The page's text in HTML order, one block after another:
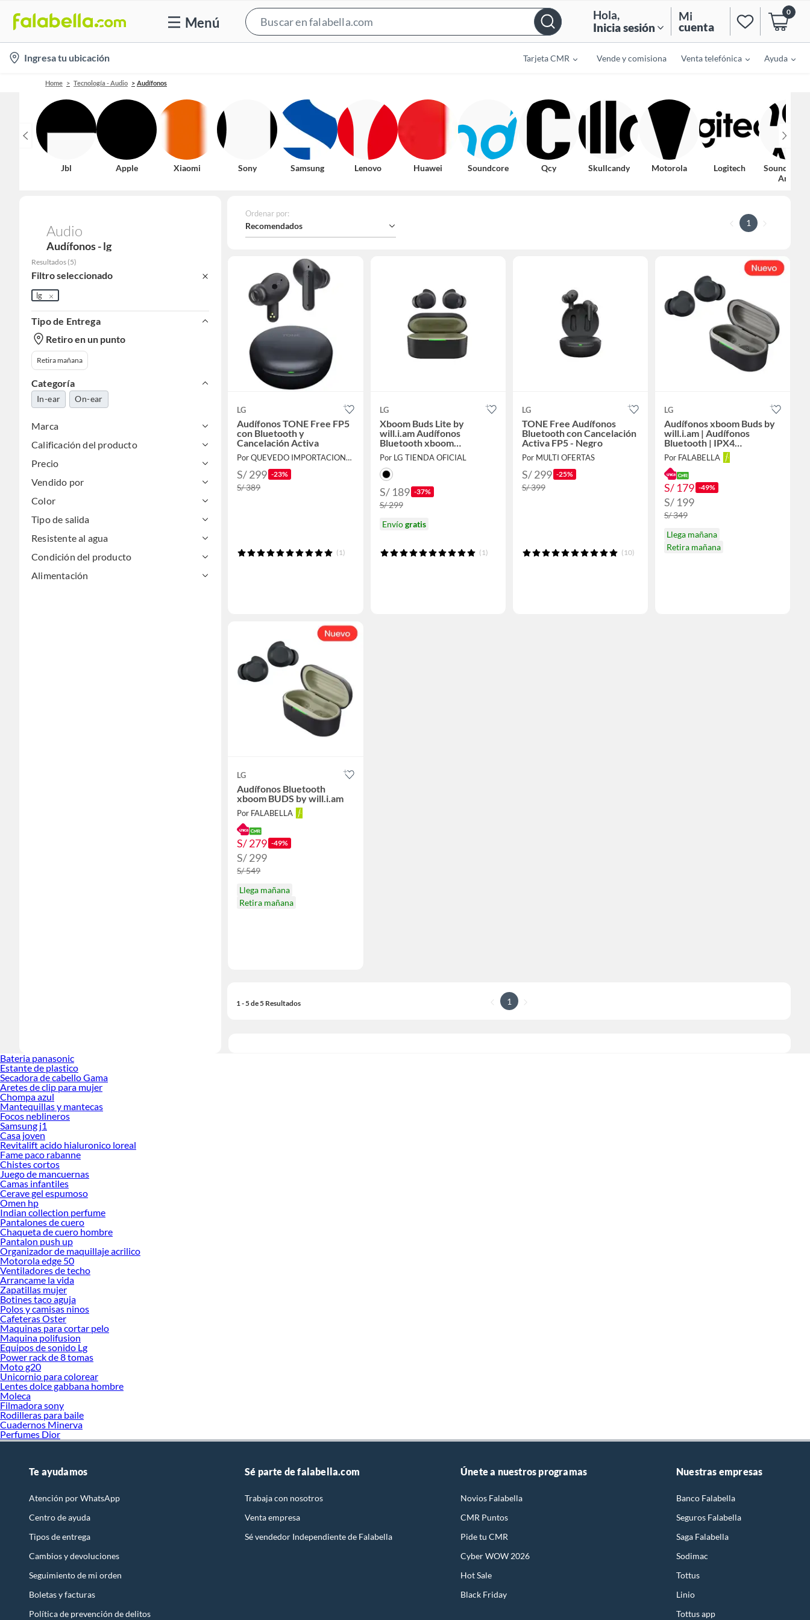
Menú
Bar
Hola,
Inicia sesión
Mi
cuenta
0
location-
icon
Ingresa tu ubicación Tarjeta CMR Vende y comisiona Venta telefónica Ayuda
Home Tecnología - Audio Audífonos
Jbl Apple Xiaomi Sony Samsung Lenovo Huawei Soundcore Qcy Skullcandy Motorola Logitech
Soundcore
Anker
Audio
Audífonos - lg
Resultados (5)
Filtro seleccionado
lg
Tipo de Entrega
Retiro en un punto
Retira mañana
Categoría
In-ear On-ear
Marca
Calificación del producto
Precio
Vendido por
Color
Tipo de salida
Resistente al agua
Condición del producto
Alimentación
Ordenar por:
Recomendados 1
LG
Audífonos TONE Free FP5
con Bluetooth y
Cancelación Activa
Por QUEVEDO IMPORTACIONES S.A.C.
S/ 299 -23%
S/ 389
(1)
LG
Xboom Buds Lite by
will.i.am Audífonos
Bluetooth xboom
Signature Sound
Por LG TIENDA OFICIAL
S/ 189 -37%
S/ 299
Envíogratis
(1)
LG
TONE Free Audífonos
Bluetooth con Cancelación
Activa FP5 - Negro
Por MULTI OFERTAS
S/ 299 -25%
S/ 399
(10)
LG
Audífonos xboom Buds by
will.i.am | Audífonos
Bluetooth | IPX4
|cancelación de ruido|
hasta 30h batería | Negro
Por FALABELLA
S/ 179 -49%
S/ 199
S/ 349
Llega mañana
Retira mañana
LG
Audífonos Bluetooth
xboom BUDS by will.i.am
Por FALABELLA
S/ 279 -49%
S/ 299
S/ 549
Llega mañana
Retira mañana
1 - 5 de 5 Resultados 1
Bateria panasonic
Estante de plastico
Secadora de cabello Gama
Aretes de clip para mujer
Chompa azul
Mantequillas y mantecas
Focos neblineros
Samsung j1
Casa joven
Revitalift acido hialuronico loreal
Fame paco rabanne
Chistes cortos
Juego de mancuernas
Camas infantiles
Cerave gel espumoso
Omen hp
Indian collection perfume
Pantalones de cuero
Chaqueta de cuero hombre
Pantalon push up
Organizador de maquillaje acrilico
Motorola edge 50
Ventiladores de techo
Arrancame la vida
Zapatillas mujer
Botines taco aguja
Polos y camisas ninos
Cafeteras Oster
Maquinas para cortar pelo
Maquina polifusion
Equipos de sonido Lg
Power rack de 8 tomas
Moto g20
Unicornio para colorear
Lentes dolce gabbana hombre
Moleca
Filmadora sony
Rodilleras para baile
Cuadernos Minerva
Perfumes Dior
Te ayudamos
Atención por WhatsApp
Centro de ayuda
Tipos de entrega
Cambios y devoluciones
Seguimiento de mi orden
Boletas y facturas
Política de prevención de delitos
Sé parte de falabella.com
Trabaja con nosotros
Venta empresa
Sé vendedor Independiente de Falabella
Únete a nuestros programas
Novios Falabella
CMR Puntos
Pide tu CMR
Cyber WOW 2026
Hot Sale
Black Friday
Nuestras empresas
Banco Falabella
Seguros Falabella
Saga Falabella
Sodimac
Tottus
Linio
Tottus app